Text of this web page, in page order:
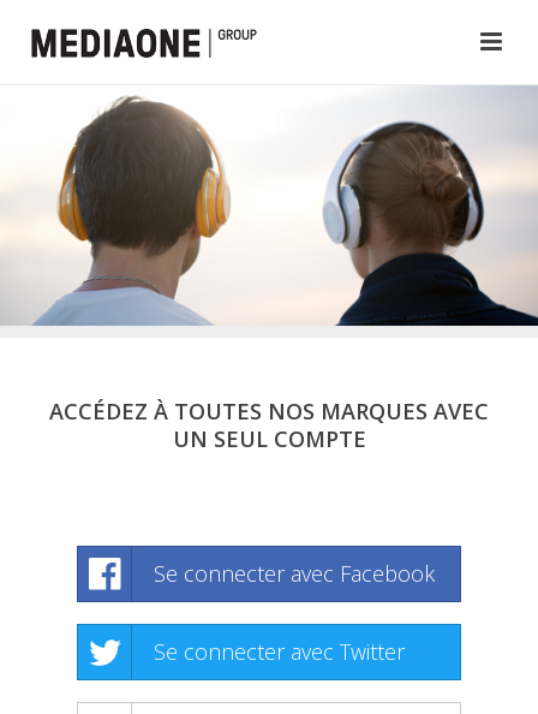
ACCÉDEZ À TOUTES NOS MARQUES AVEC
UN SEUL COMPTE
Se connecter avec Facebook
Se connecter avec Twitter